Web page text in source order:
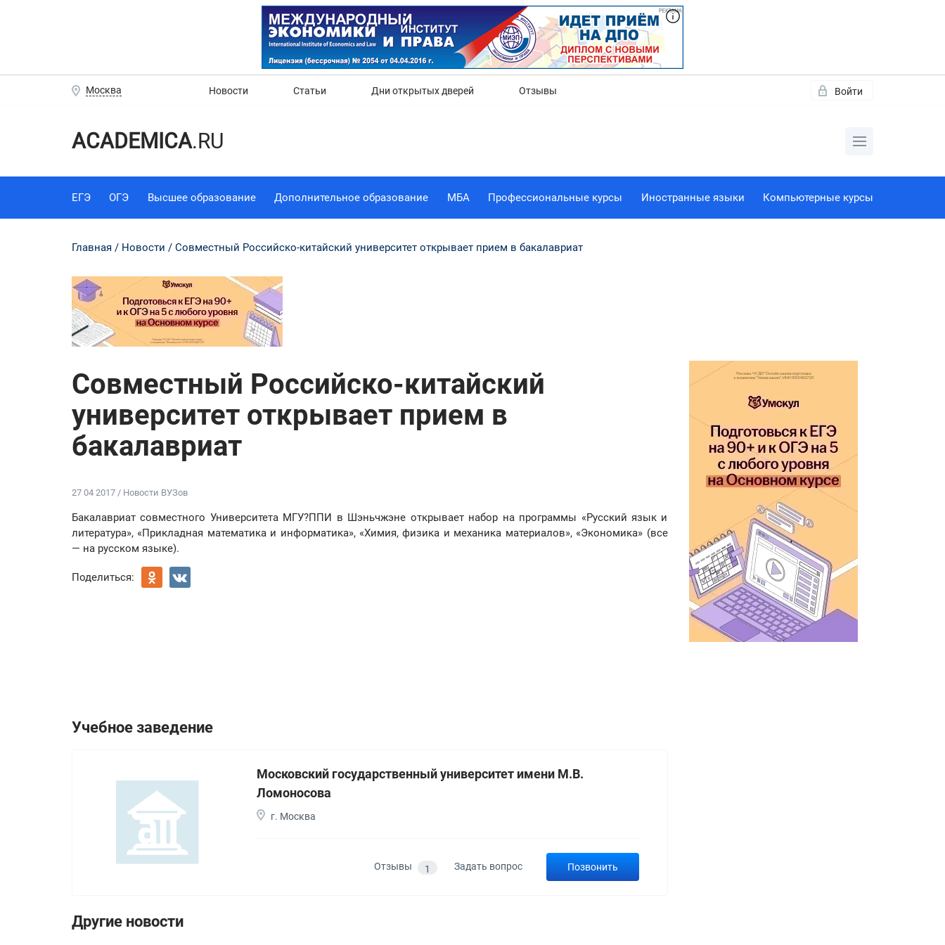
Москва Новости Статьи Дни открытых дверей Отзывы Войти
ACADEMICA.RU
ЕГЭ ОГЭ Высшее образование Дополнительное образование МБА Профессиональные курсы Иностранные языки Компьютерные курсы
Главная Новости Совместный Российско-китайский университет открывает прием в бакалавриат
Совместный Российско-китайский
университет открывает прием в
бакалавриат
27 04 2017 / Новости ВУЗов
Бакалавриат совместного Университета МГУ?ППИ в Шэньчжэне открывает набор на программы «Русский язык и
литература», «Прикладная математика и информатика», «Химия, физика и механика материалов», «Экономика» (все
— на русском языке).
Поделиться:
Учебное заведение
Московский государственный университет имени М.В.
Ломоносова
г. Москва
Отзывы 1 Задать вопрос Позвонить
Другие новости
Нет